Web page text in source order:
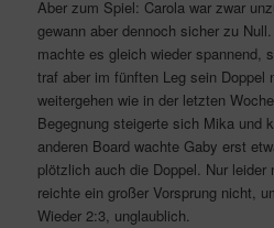
Aber zum Spiel: Carola war zwar
gewann aber dennoch sicher zu
machte es gleich wieder spannend,
traf aber im fünften Leg sein Doppel
weitergehen wie in der letzten
Begegnung steigerte sich Mika und
anderen Board wachte Gaby erst
plötzlich auch die Doppel. Nur
reichte ein großer Vorsprung nicht,
Wieder 2:3, unglaublich.